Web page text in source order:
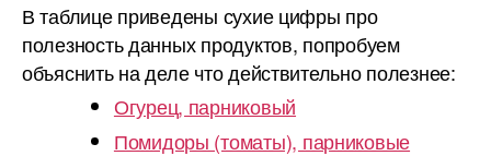
В таблице приведены сухие цифры про
полезность данных продуктов, попробуем
объяснить на деле что действительно полезнее:
Огурец, парниковый
Помидоры (томаты), парниковые